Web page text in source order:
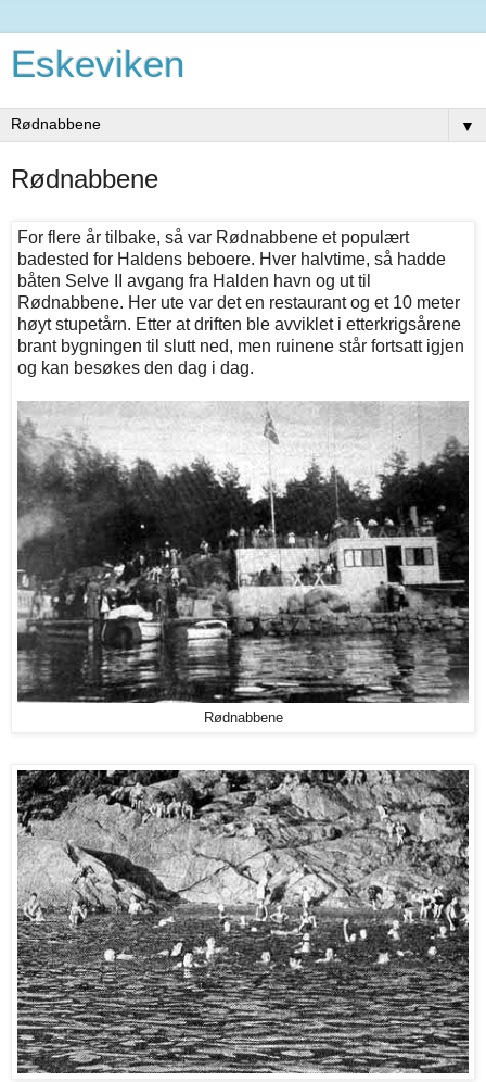
Eskeviken
▼
Rødnabbene
For flere år tilbake, så var Rødnabbene et populært
badested for Haldens beboere. Hver halvtime, så hadde
båten Selve II avgang fra Halden havn og ut til
Rødnabbene. Her ute var det en restaurant og et 10 meter
høyt stupetårn. Etter at driften ble avviklet i etterkrigsårene
brant bygningen til slutt ned, men ruinene står fortsatt igjen
og kan besøkes den dag i dag.
Rødnabbene